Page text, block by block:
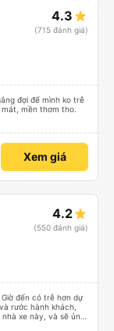
4.3
(715 đánh giá)
đợi để mình ko trễ
mền thơm tho.
Xem giá
4.2
(550 đánh giá)
đến có trễ hơn dự
rước hành khách,
xe này, và sẽ ủng
xe này